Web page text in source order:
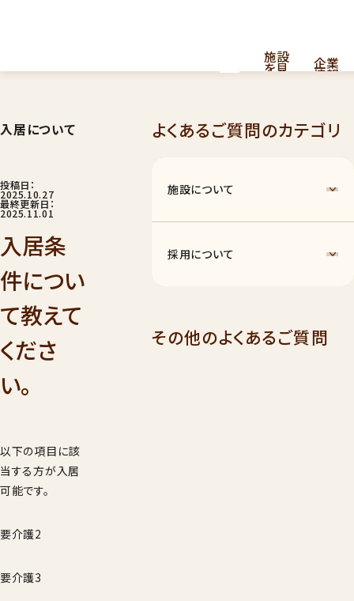
看護・介護提供型共同住宅
採用
施設
を見 企業
情報
お
入居について
投稿日：
2025.10.27
最終更新日：
2025.11.01
入居条
件につい
て教えて
くださ
い。
以下の項目に該
当する方が入居
可能です。
要介護2
要介護3
よくあるご質問のカテゴリ
施設について
採用について
その他のよくあるご質問